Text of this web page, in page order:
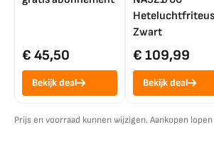
€ 45,50
Bekijk deal
Zwart
€ 109,99
Bekijk deal
Prijs en voorraad kunnen wijzigen. Aankopen